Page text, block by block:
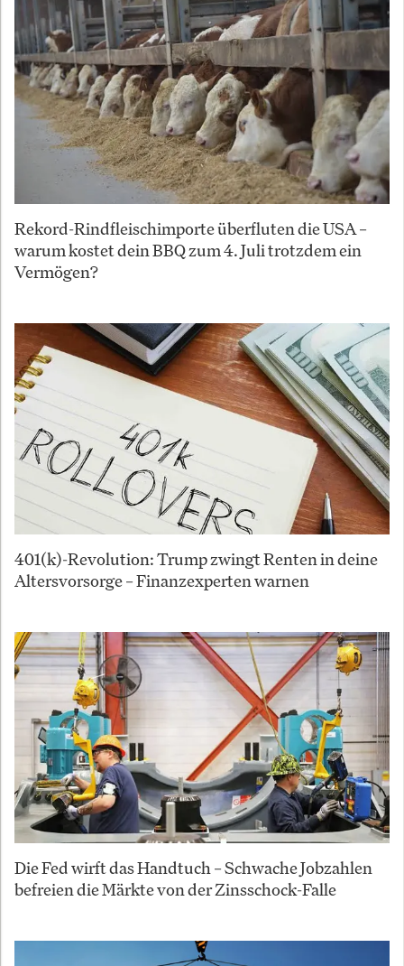
Rekord-Rindfleischimporte überfluten die USA –
warum kostet dein BBQ zum 4. Juli trotzdem ein
Vermögen?
401(k)-Revolution: Trump zwingt Renten in deine
Altersvorsorge – Finanzexperten warnen
Die Fed wirft das Handtuch – Schwache Jobzahlen
befreien die Märkte von der Zinsschock-Falle